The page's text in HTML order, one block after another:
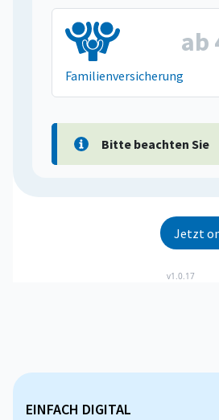
ab
Familienversicherung
Bitte beachten Sie
Jetzt
v1.0.17
EINFACH DIGITAL